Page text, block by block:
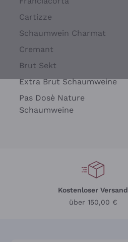
Cartizze
Schaumwein Charmat
Cremant
Brut Sekt
Extra Brut Schaumweine
Pas Dosè Nature
Schaumweine
Kostenloser Versand
über 150,00 €